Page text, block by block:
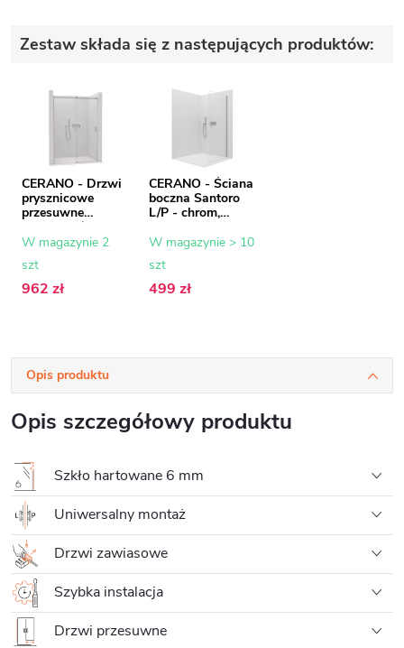
Zestaw składa się z następujących produktów:
CERANO - Drzwi
prysznicowe
przesuwne
Santoro L/P - 6
mm - chrom,
transparentne -
110x195 cm
W magazynie 2
szt
962 zł
CERANO - Ściana
boczna Santoro
L/P - chrom,
transparentne -
W magazynie > 10
szt
499 zł
Opis produktu
Opis szczegółowy produktu
Szkło hartowane 6 mm
Uniwersalny montaż
Drzwi zawiasowe
Szybka instalacja
Drzwi przesuwne